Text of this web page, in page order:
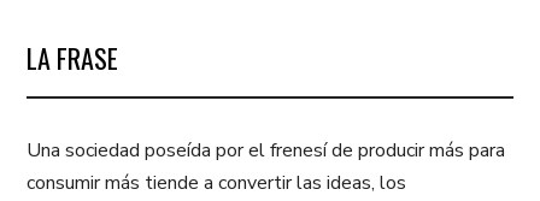
LA FRASE
Una sociedad poseída por el frenesí de producir más para
consumir más tiende a convertir las ideas, los